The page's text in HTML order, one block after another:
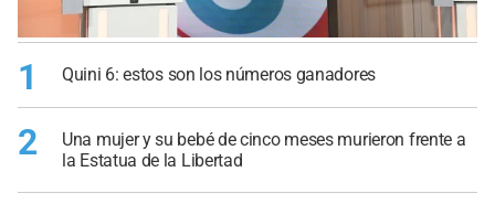
1 Quini 6: estos son los números ganadores
2
Una mujer y su bebé de cinco meses murieron frente a
la Estatua de la Libertad